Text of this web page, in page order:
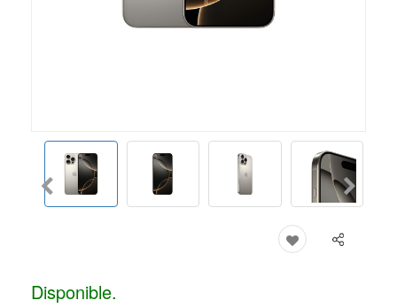
Disponible.